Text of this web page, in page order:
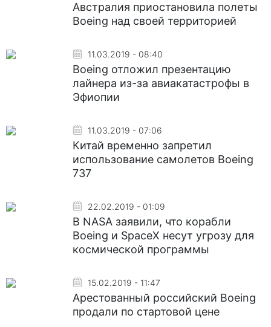
Австралия приостановила полеты
Boeing над своей территорией
11.03.2019 - 08:40
Boeing отложил презентацию
лайнера из-за авиакатастрофы в
Эфиопии
11.03.2019 - 07:06
Китай временно запретил
использование самолетов Boeing
737
22.02.2019 - 01:09
В NASA заявили, что корабли
Boeing и SpaceX несут угрозу для
космической программы
15.02.2019 - 11:47
Арестованный российский Boeing
продали по стартовой цене